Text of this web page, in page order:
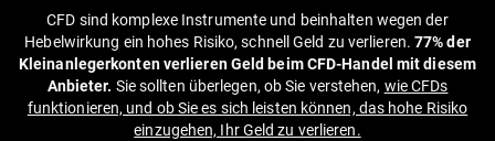
CFD sind komplexe Instrumente und beinhalten wegen der
Hebelwirkung ein hohes Risiko, schnell Geld zu verlieren.77% der
Kleinanlegerkonten verlieren Geld beim CFD-Handel mit diesem
Anbieter. Sie sollten überlegen, ob Sie verstehen, wie CFDs
funktionieren, und ob Sie es sich leisten können, das hohe Risiko
einzugehen, Ihr Geld zu verlieren.